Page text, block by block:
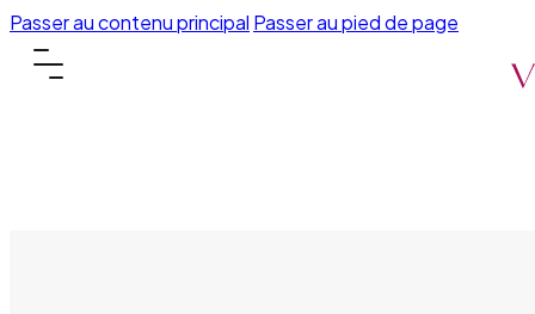
Passer au contenu principal Passer au pied de page